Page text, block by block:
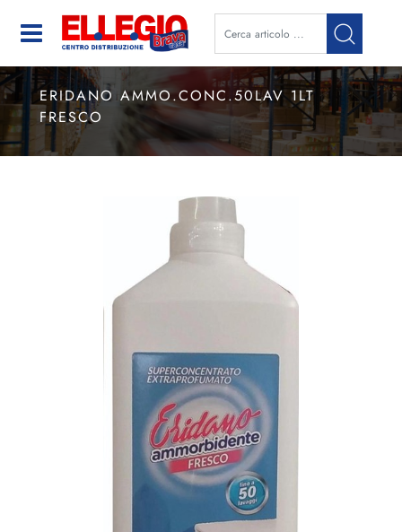
Open
ERIDANO AMMO.CONC.50LAV 1LT
FRESCO